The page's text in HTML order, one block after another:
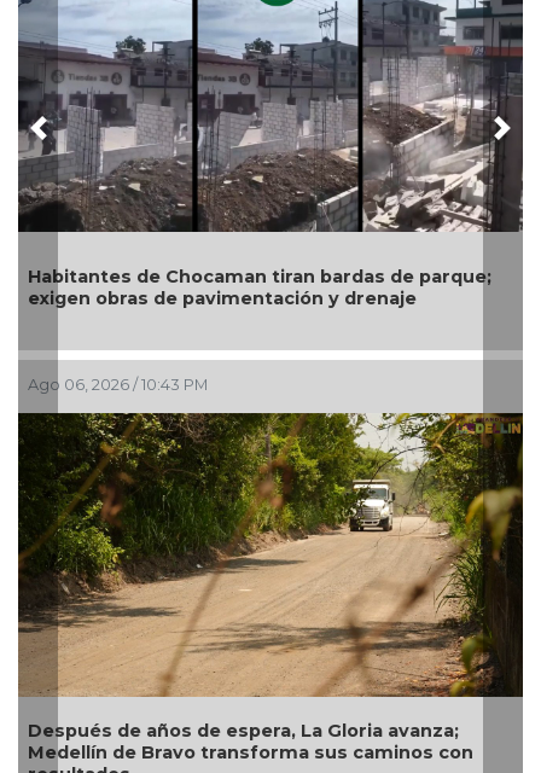
Chocaman tiran bardas de parque;
de pavimentación y drenaje
PM
años de espera, La Gloria avanza;
Bravo transforma sus caminos con
Gobierno de
exige a CAB
Garantiza
colonias de
Previous